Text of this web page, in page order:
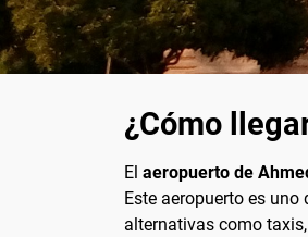
¿Cómo
El aeropuerto de
Este aeropuerto es
alternativas como